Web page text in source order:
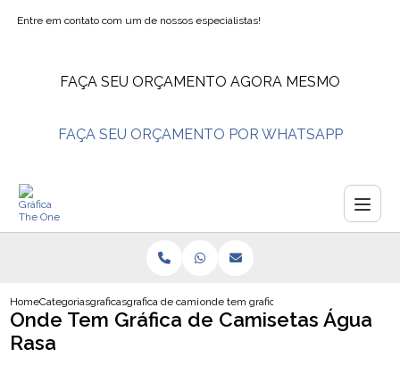
Entre em contato com um de nossos especialistas!
FAÇA SEU ORÇAMENTO AGORA MESMO
FAÇA SEU ORÇAMENTO POR WHATSAPP
HomeCategoriasgraficasgrafica de camisetasonde tem grafica de camisetas agua rasa
Onde Tem Gráfica de Camisetas Água
Rasa